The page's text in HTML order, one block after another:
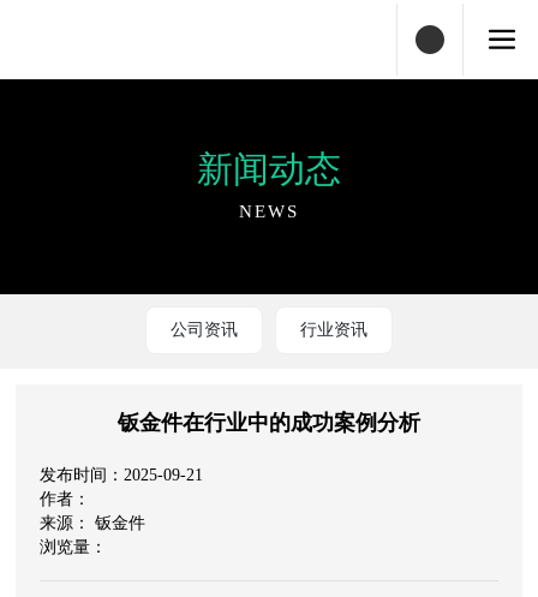
新闻动态
NEWS
公司资讯 行业资讯
钣金件在行业中的成功案例分析
2025-09-21
钣金件